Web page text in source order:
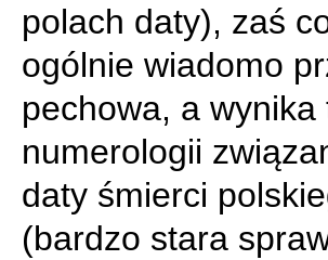
polach daty), zaś
ogólnie wiadomo
pechowa, a
numerologii
daty śmierci
(bardzo stara